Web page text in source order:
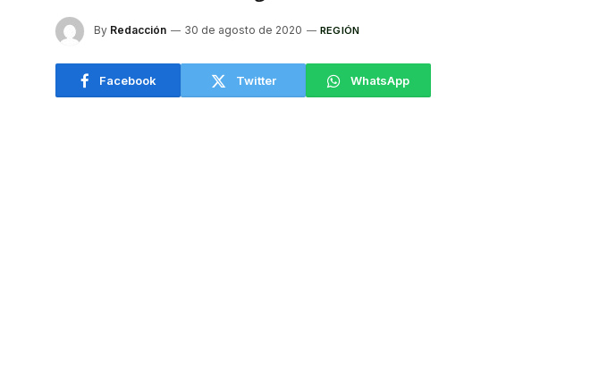
By Redacción 30 de agosto de 2020 REGIÓN
Facebook Twitter WhatsApp